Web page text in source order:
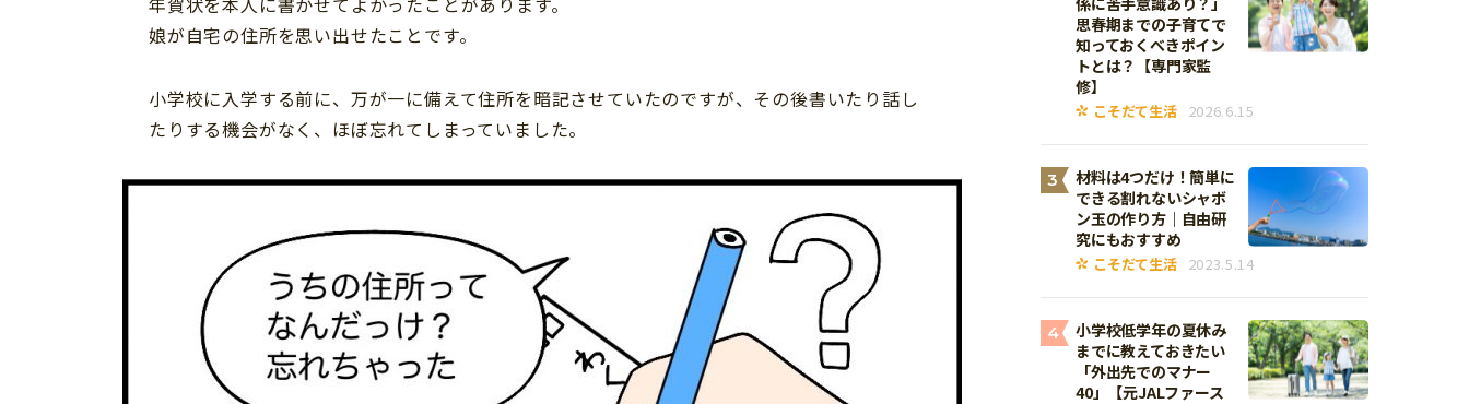
娘が自宅の住所を思い出せたことです。
小学校に入学する前に、万が一に備えて住所を暗記させていたのですが、その後書いたり話し
たりする機会がなく、ほぼ忘れてしまっていました。
思春期までの子育てで
知っておくべきポイン
トとは？【専門家監
修】
こそだて生活 2026.6.15
3
材料は4つだけ！簡単に
できる割れないシャボ
ン玉の作り方｜自由研
究にもおすすめ
こそだて生活 2023.5.14
4
小学校低学年の夏休み
までに教えておきたい
「外出先でのマナー
40」【元JALファース